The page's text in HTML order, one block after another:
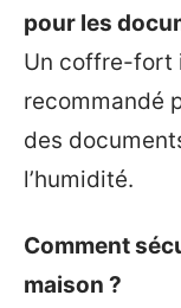
pour les
Un coffre-fort
recommandé
des
l’humidité.
Comment
maison ?